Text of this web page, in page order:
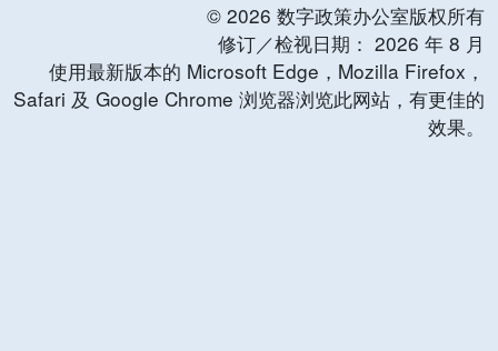
© 2026 数字政策办公室版权所有
修订／检视日期： 2026 年 8 月
使用最新版本的 Microsoft Edge，Mozilla Firefox，
Safari 及 Google Chrome 浏览器浏览此网站，有更佳的
效果。